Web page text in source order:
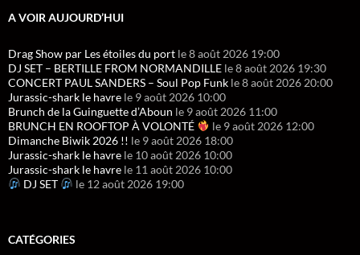
A VOIR AUJOURD’HUI
Drag Show par Les étoiles du port le 8 août 2026 19:00
DJ SET – BERTILLE FROM NORMANDILLE le 8 août 2026 19:30
CONCERT PAUL SANDERS – Soul Pop Funk le 8 août 2026 20:00
Jurassic-shark le havre le 9 août 2026 10:00
Brunch de la Guinguette d’Aboun le 9 août 2026 11:00
BRUNCH EN ROOFTOP À VOLONTÉ
le 9 août 2026 12:00
Dimanche Biwik 2026 !! le 9 août 2026 18:00
Jurassic-shark le havre le 10 août 2026 10:00
Jurassic-shark le havre le 11 août 2026 10:00
DJ SET
le 12 août 2026 19:00
CATÉGORIES